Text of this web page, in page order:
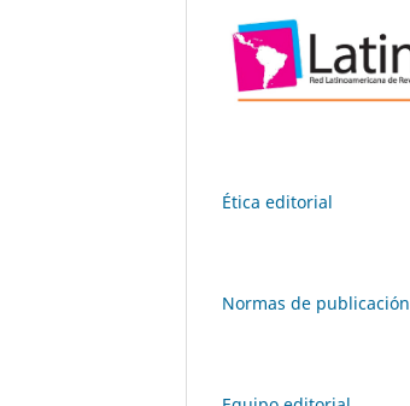
Ética editorial
Normas de publicación